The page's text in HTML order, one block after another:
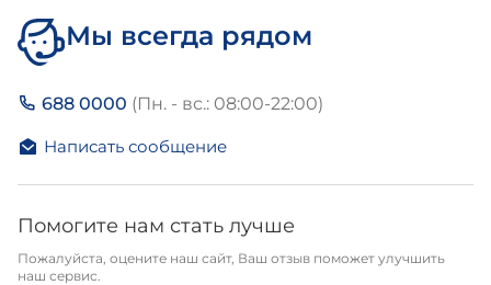
Мы всегда рядом
688 0000 (Пн. - вс.: 08:00-22:00)
Написать сообщение
Помогите нам стать лучше
Пожалуйста, оцените наш сайт, Ваш отзыв поможет улучшить
наш сервис.